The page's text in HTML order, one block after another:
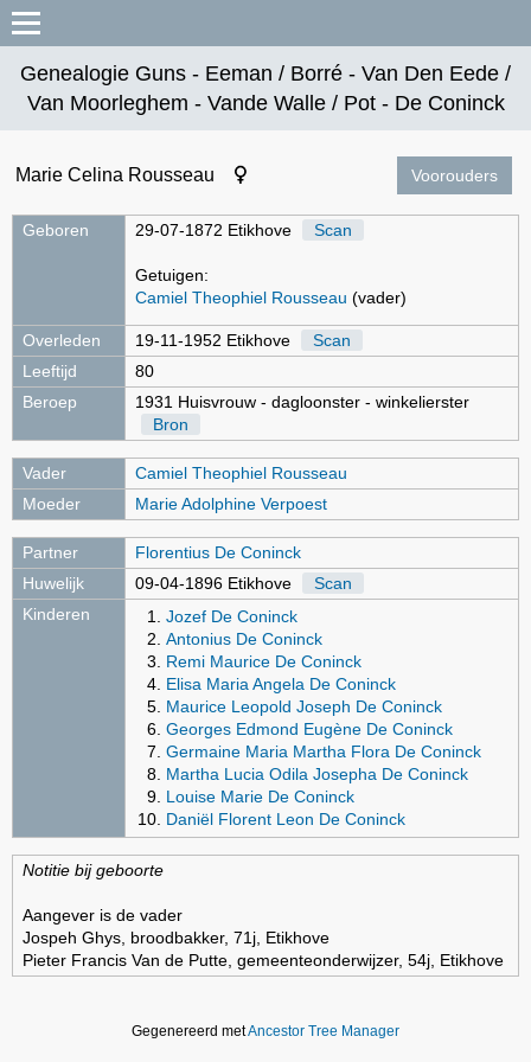
Genealogie Guns - Eeman / Borré - Van Den Eede /
Van Moorleghem - Vande Walle / Pot - De Coninck
Marie Celina Rousseau Voorouders
Geboren 29-07-1872 Etikhove Scan
Getuigen:
Camiel Theophiel Rousseau (vader)
Overleden 19-11-1952 Etikhove
Scan
Leeftijd
80
Beroep
1931 Huisvrouw - dagloonster - winkelierster
Bron
Vader
Camiel Theophiel Rousseau
Moeder
Marie Adolphine Verpoest
Partner
Florentius De Coninck
Huwelijk
09-04-1896 Etikhove
Scan
Kinderen
Jozef De Coninck
Antonius De Coninck
Remi Maurice De Coninck
Elisa Maria Angela De Coninck
Maurice Leopold Joseph De Coninck
Georges Edmond Eugène De Coninck
Germaine Maria Martha Flora De Coninck
Martha Lucia Odila Josepha De Coninck
Louise Marie De Coninck
Daniël Florent Leon De Coninck
Notitie bij geboorte
Aangever is de vader
Jospeh Ghys, broodbakker, 71j, Etikhove
Pieter Francis Van de Putte, gemeenteonderwijzer, 54j, Etikhove
Gegenereerd metAncestor Tree Manager